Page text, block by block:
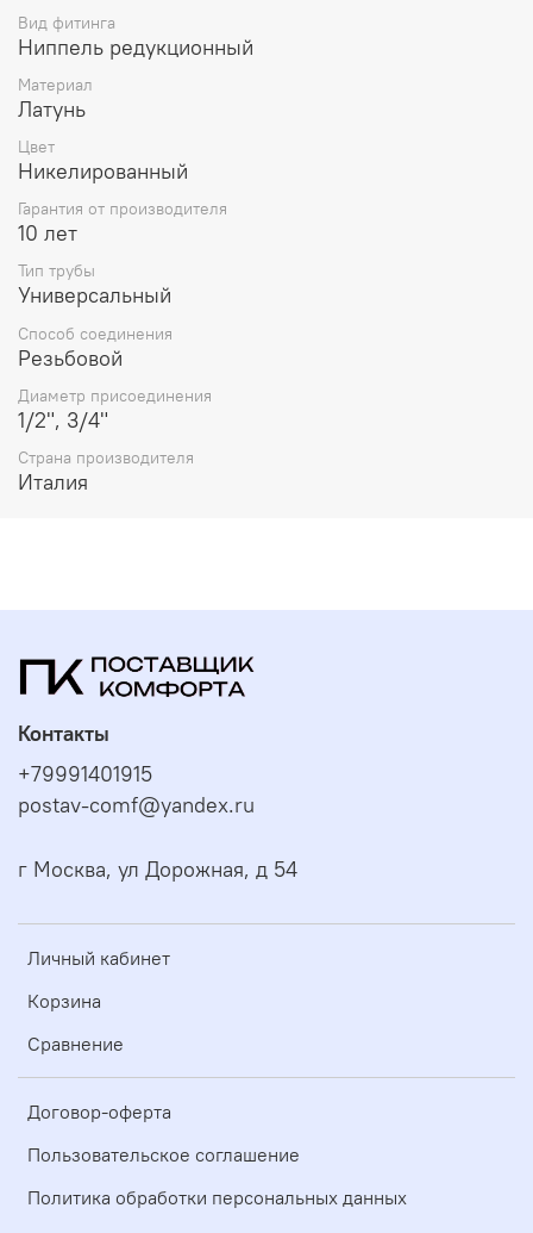
характеристики, не ухудшающие потребительских
свойств товара.
Вид фитинга
Ниппель редукционный
Материал
Латунь
Цвет
Никелированный
Гарантия от производителя
10 лет
Тип трубы
Универсальный
Способ соединения
Резьбовой
Диаметр присоединения
1/2", 3/4"
Страна производителя
Италия
Личный кабинет
Корзина
Сравнение
Договор-оферта
Пользовательское соглашение
Политика обработки персональных данных
Контакты
+79991401915
postav-comf@yandex.ru
г Москва, ул Дорожная, д 54